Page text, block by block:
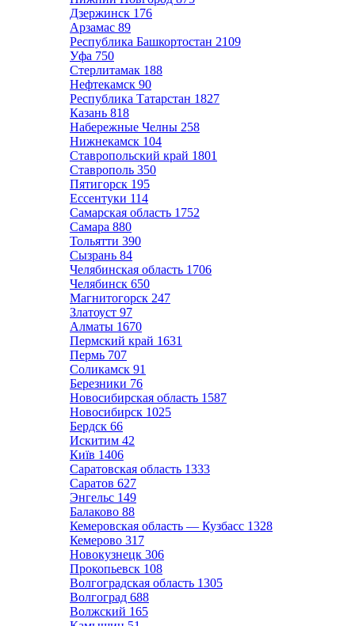
Дзержинск 176
Арзамас 89
Республика Башкортостан 2109
Уфа 750
Стерлитамак 188
Нефтекамск 90
Республика Татарстан 1827
Казань 818
Набережные Челны 258
Нижнекамск 104
Ставропольский край 1801
Ставрополь 350
Пятигорск 195
Ессентуки 114
Самарская область 1752
Самара 880
Тольятти 390
Сызрань 84
Челябинская область 1706
Челябинск 650
Магнитогорск 247
Златоуст 97
Алматы 1670
Пермский край 1631
Пермь 707
Соликамск 91
Березники 76
Новосибирская область 1587
Новосибирск 1025
Бердск 66
Искитим 42
Київ 1406
Саратовская область 1333
Саратов 627
Энгельс 149
Балаково 88
Кемеровская область — Кузбасс 1328
Кемерово 317
Новокузнецк 306
Прокопьевск 108
Волгоградская область 1305
Волгоград 688
Волжский 165